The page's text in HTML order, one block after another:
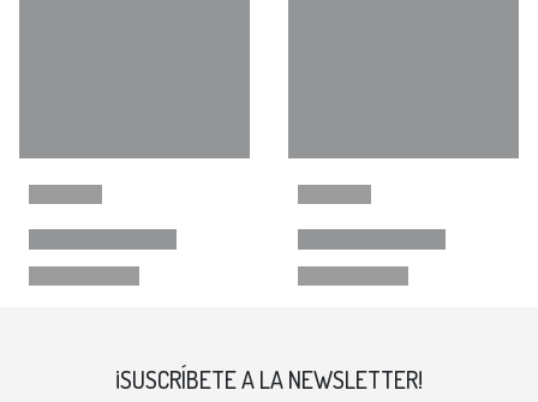
¡SUSCRÍBETE A LA NEWSLETTER!